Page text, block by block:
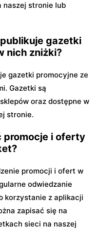
naszej stronie lub
gazetki
nich zniżki?
gazetki promocyjne ze
Gazetki są
oraz dostępne w
stronie.
promocje i oferty
promocji i ofert w
odwiedzanie
korzystanie z aplikacji
zapisać się na
sieci na naszej